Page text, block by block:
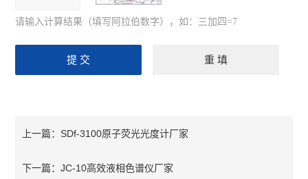
请输入计算结果（填写阿拉伯数字），如：三加四=7
上一篇： SDf-3100原子荧光光度计厂家
下一篇：JC-10高效液相色谱仪厂家